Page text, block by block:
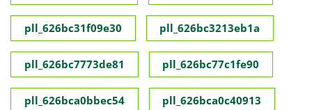
pll_626bc31f09e30 pll_626bc3213eb1a
pll_626bc7773de81 pll_626bc77c1fe90
pll_626bca0bbec54 pll_626bca0c40913